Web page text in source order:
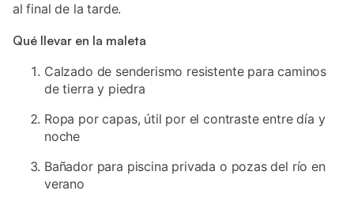
al final de la tarde.
Qué llevar en la maleta
Calzado de senderismo resistente para caminos
de tierra y piedra
Ropa por capas, útil por el contraste entre día y
noche
Bañador para piscina privada o pozas del río en
verano